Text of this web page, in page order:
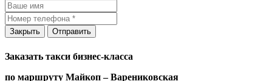
Закрыть Отправить
Заказать такси бизнес-класса
по маршруту Майкоп – Варениковская